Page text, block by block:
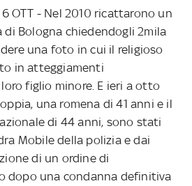
6 OTT - Nel 2010 ricattarono un
di Bologna chiedendogli 2mila
una foto in cui il religioso
in atteggiamenti
figlio minore. E ieri a otto
una romena di 41 anni e il
di 44 anni, sono stati
Mobile della polizia e dai
di un ordine di
dopo una condanna definitiva